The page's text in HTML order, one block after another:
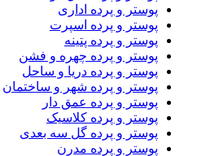
پوستر و پرده اداری
پوستر و پرده اسپرت
پوستر و پرده پتینه
پوستر و پرده چهره و فشن
پوستر و پرده دریا و ساحل
پوستر و پرده شهر و ساختمان
پوستر و پرده عمق دار
پوستر و پرده کلاسیک
پوستر و پرده گل سه بعدی
پوستر و پرده مدرن